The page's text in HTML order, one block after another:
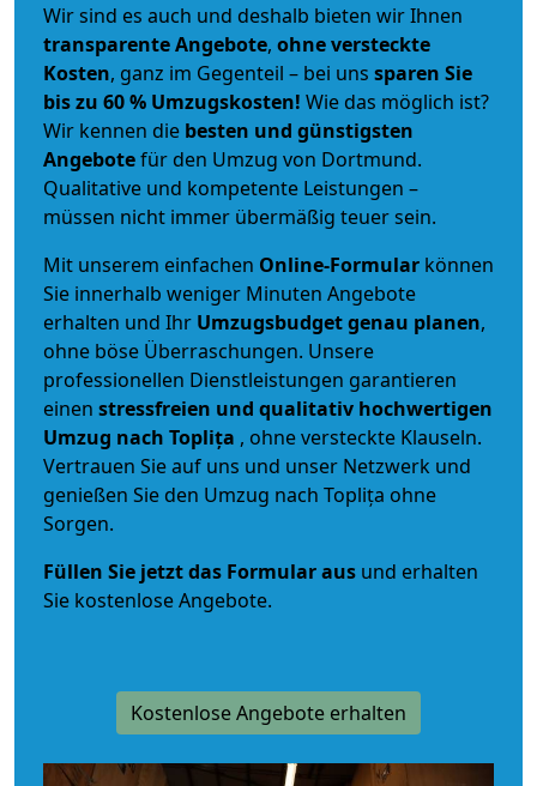
Wir sind es auch und deshalb bieten wir Ihnen
transparente Angebote, ohne versteckte
Kosten, ganz im Gegenteil – bei uns sparen Sie
bis zu 60 % Umzugskosten! Wie das möglich ist?
Wir kennen die besten und günstigsten
Angebotefür den Umzug von Dortmund.
Qualitative und kompetente Leistungen –
müssen nicht immer übermäßig teuer sein.
Mit unserem einfachen Online-Formular können
Sie innerhalb weniger Minuten Angebote
erhalten und Ihr Umzugsbudgetgenau planen,
ohne böse Überraschungen. Unsere
professionellen Dienstleistungen garantieren
einen stressfreien und qualitativ hochwertigen
Umzug nach Toplița , ohne versteckte Klauseln.
Vertrauen Sie auf uns und unser Netzwerk und
genießen Sie den Umzug nach Toplița ohne
Sorgen.
Füllen Sie jetzt das Formular aus und erhalten
Sie kostenlose Angebote.
Kostenlose Angebote erhalten